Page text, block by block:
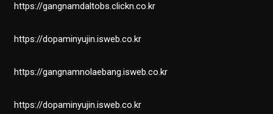
https://gangnamdaltobs.clickn.co.kr
https://dopaminyujin.isweb.co.kr
https://gangnamnolaebang.isweb.co.kr
https://dopaminyujin.isweb.co.kr